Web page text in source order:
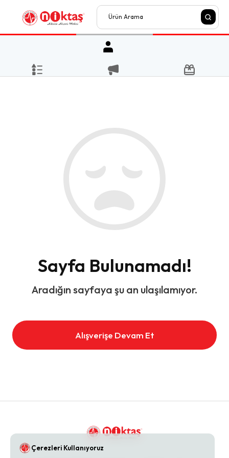
Sayfa Bulunamadı!
Aradığın sayfaya şu an ulaşılamıyor.
Alışverişe Devam Et
Çerezleri Kullanıyoruz